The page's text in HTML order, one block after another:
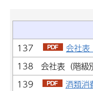
137
会社表
138 会社表（階級
139
酒類消